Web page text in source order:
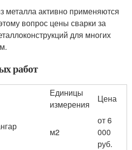
металла активно применяются
вопрос цены сварки за
для многих
работ
Единицы
измерения
Цена
м2
от 6
000
руб.